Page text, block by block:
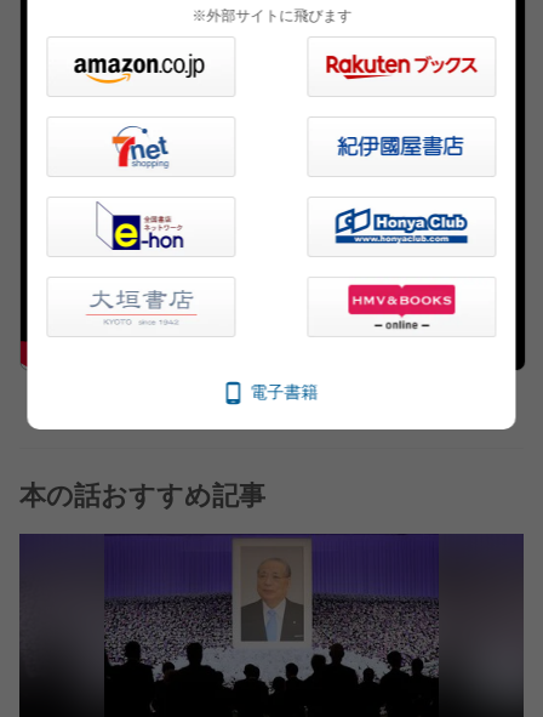
本の話おすすめ記事
※外部サイトに飛びます
電子書籍